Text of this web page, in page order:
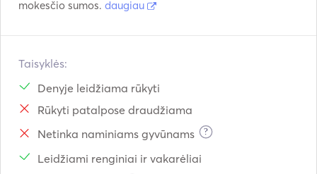
mokesčio sumos. daugiau
Taisyklės:
Denyje leidžiama rūkyti
Rūkyti patalpose draudžiama
Netinka naminiams gyvūnams
?
Leidžiami renginiai ir vakarėliai